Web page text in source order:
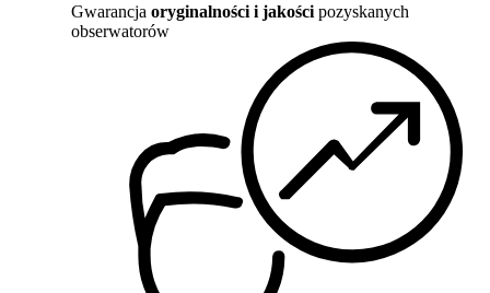
Gwarancja oryginalności i jakości pozyskanych
obserwatorów